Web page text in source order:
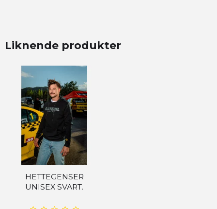
Liknende produkter
HETTEGENSER
UNISEX SVART.